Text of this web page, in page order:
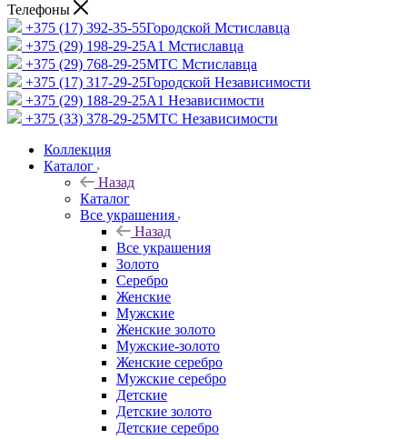
Телефоны
+375 (17) 392-35-55Городской Мстиславца
+375 (29) 198-29-25A1 Мстиславца
+375 (29) 768-29-25МТС Мстиславца
+375 (17) 317-29-25Городской Независимости
+375 (29) 188-29-25A1 Независимости
+375 (33) 378-29-25МТС Независимости
Коллекция
Каталог
Назад
Каталог
Все украшения
Назад
Все украшения
Золото
Серебро
Женские
Мужские
Женские золото
Мужские-золото
Женские серебро
Мужские серебро
Детские
Детские золото
Детские серебро